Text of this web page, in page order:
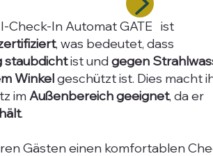
Check-In Automat GATE ist
, was bedeutet, dass
staubdichtist undgegen
Winkelgeschützt ist. Dies macht
imAußenbereich geeignet, da er
.
Gästen einen komfortablen